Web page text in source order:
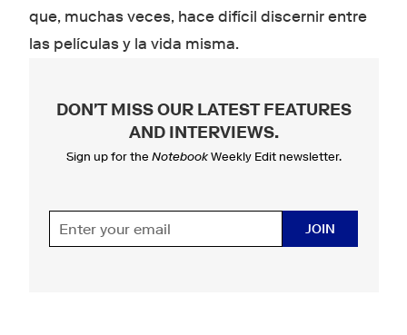
que, muchas veces, hace difícil discernir entre
las películas y la vida misma.
DON'T MISS OUR LATEST FEATURES
AND INTERVIEWS.
Sign up for the NotebookWeekly Edit newsletter.
JOIN